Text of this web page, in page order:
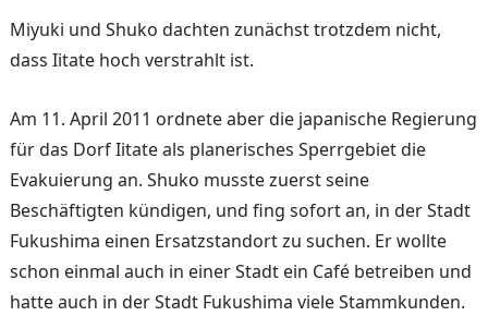
Miyuki und Shuko dachten zunächst trotzdem nicht,
dass Iitate hoch verstrahlt ist.
Am 11. April 2011 ordnete aber die japanische Regierung
für das Dorf Iitate als planeri­sches Sperrgebiet die
Evaku­ierung an. Shuko musste zu­erst seine
Beschäftigten kün­digen, und fing sofort an, in der Stadt
Fukushima einen Er­satzstandort zu suchen. Er wollte
schon einmal auch in einer Stadt ein Café betreiben und
hatte auch in der Stadt Fukushima viele Stammkun­den.